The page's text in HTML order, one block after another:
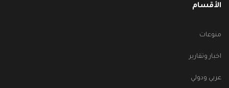
الأقسام
منوعات
اخبار وتقارير
عربي ودولي